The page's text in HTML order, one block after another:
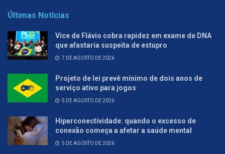
Últimas Notícias
Vice de Flávio cobra rapidez em exame de DNA
que afastaria suspeita de estupro
7 DE AGOSTO DE 2026
Projeto de lei prevê mínimo de dois anos de
serviço ativo para jogos
5 DE AGOSTO DE 2026
Hiperconectividade: quando o excesso de
conexão começa a afetar a saúde mental
5 DE AGOSTO DE 2026